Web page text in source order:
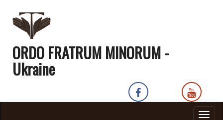
ORDO FRATRUM MINORUM -
Ukraine